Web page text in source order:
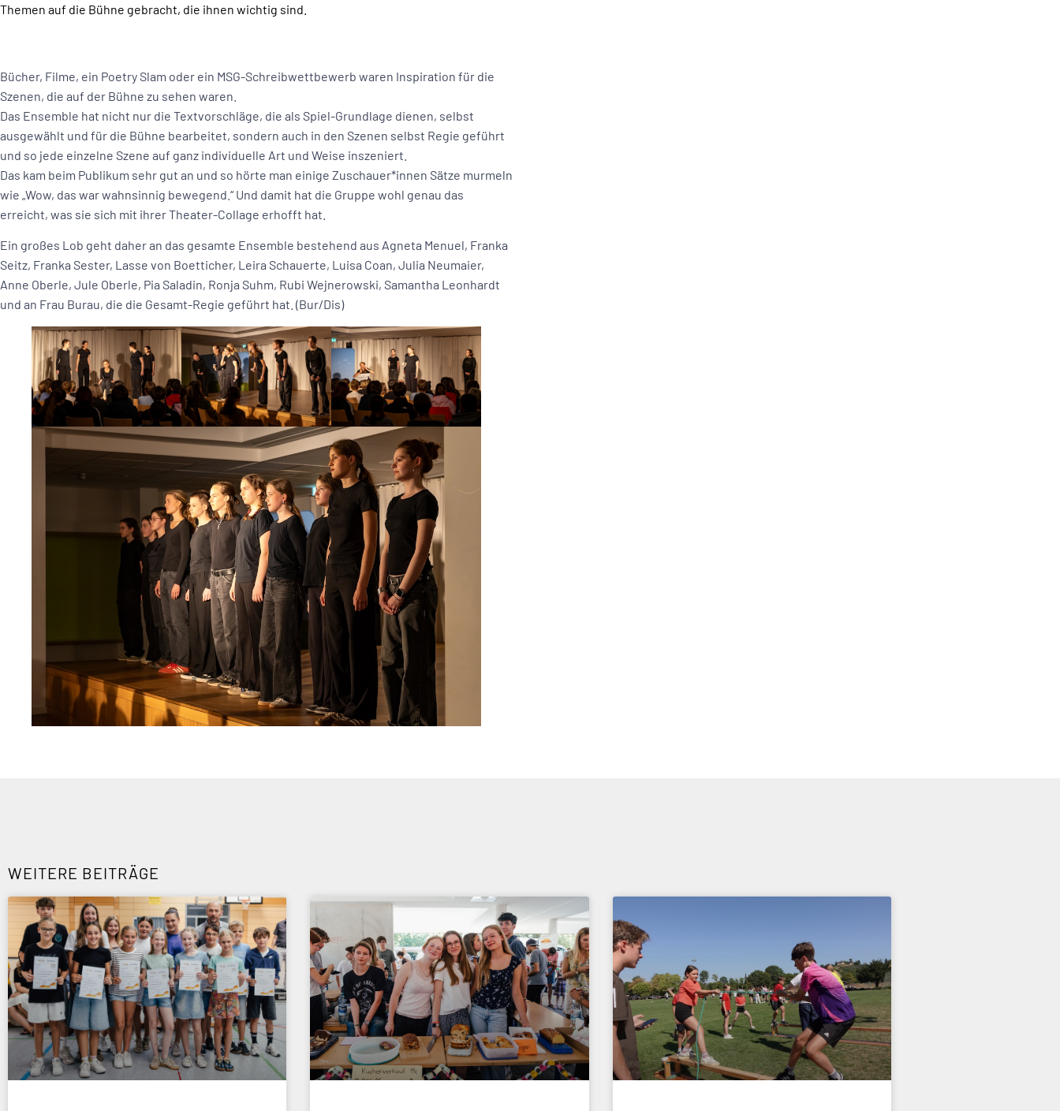
Themen auf die Bühne gebracht, die ihnen wichtig sind.
Bücher, Filme, ein Poetry Slam oder ein MSG-Schreibwettbewerb waren Inspiration für die
Szenen, die auf der Bühne zu sehen waren.
Das Ensemble hat nicht nur die Textvorschläge, die als Spiel-Grundlage dienen, selbst
ausgewählt und für die Bühne bearbeitet, sondern auch in den Szenen selbst Regie geführt
und so jede einzelne Szene auf ganz individuelle Art und Weise inszeniert.
Das kam beim Publikum sehr gut an und so hörte man einige Zuschauer*innen Sätze murmeln
wie „Wow, das war wahnsinnig bewegend.“ Und damit hat die Gruppe wohl genau das
erreicht, was sie sich mit ihrer Theater-Collage erhofft hat.
Ein großes Lob geht daher an das gesamte Ensemble bestehend aus Agneta Menuel, Franka
Seitz, Franka Sester, Lasse von Boetticher, Leira Schauerte, Luisa Coan, Julia Neumaier,
Anne Oberle, Jule Oberle, Pia Saladin, Ronja Suhm, Rubi Wejnerowski, Samantha Leonhardt
und an Frau Burau, die die Gesamt-Regie geführt hat. (Bur/Dis)
WEITERE BEITRÄGE